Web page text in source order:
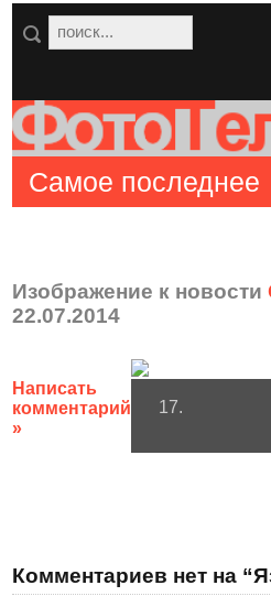
Самое последнее
Изображение к новости
22.07.2014
Написать
комментарий
»
17.
Комментариев нет на